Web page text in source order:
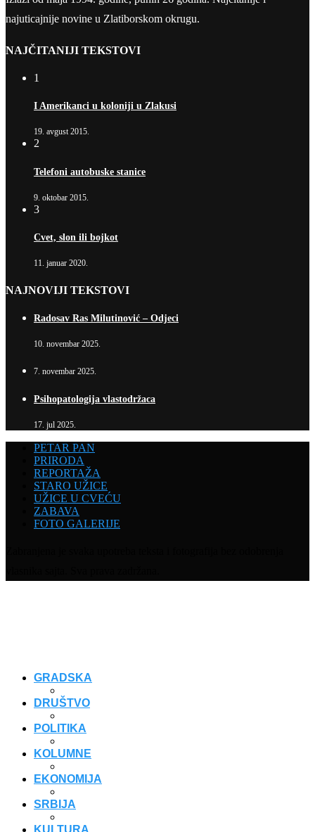
najuticajnije novine u Zlatiborskom okrugu.
NAJČITANIJI TEKSTOVI
1
I Amerikanci u koloniji u Zlakusi
19. avgust 2015.
2
Telefoni autobuske stanice
9. oktobar 2015.
3
Cvet, slon ili bojkot
11. januar 2020.
NAJNOVIJI TEKSTOVI
Radosav Ras Milutinović – Odjeci
10. novembar 2025.
7. novembar 2025.
Psihopatologija vlastodržaca
17. jul 2025.
PETAR PAN
PRIRODA
REPORTAŽA
STARO UŽICE
UŽICE U CVEĆU
ZABAVA
FOTO GALERIJE
GRADSKA
DRUŠTVO
POLITIKA
KOLUMNE
EKONOMIJA
SRBIJA
KULTURA